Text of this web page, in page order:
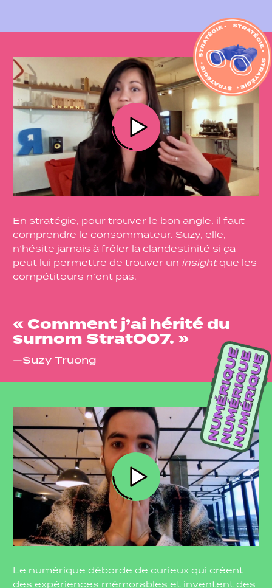
En stratégie, pour trouver le bon angle, il faut
comprendre le consommateur. Suzy, elle,
n’hésite jamais à frôler la clandestinité si ça
peut lui permettre de trouver un insightque les
compétiteurs n’ont pas.
« Comment j’ai hérité du
surnom Strat007. »
—Suzy Truong
Le numérique déborde de curieux qui créent
des expériences mémorables et inventent des